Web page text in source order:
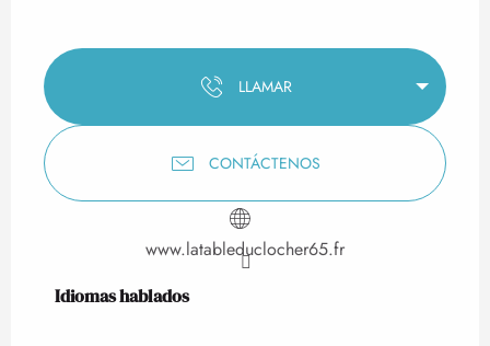
LLAMAR
CONTÁCTENOS
www.latableduclocher65.fr
Idiomas hablados
Idiomas hablados